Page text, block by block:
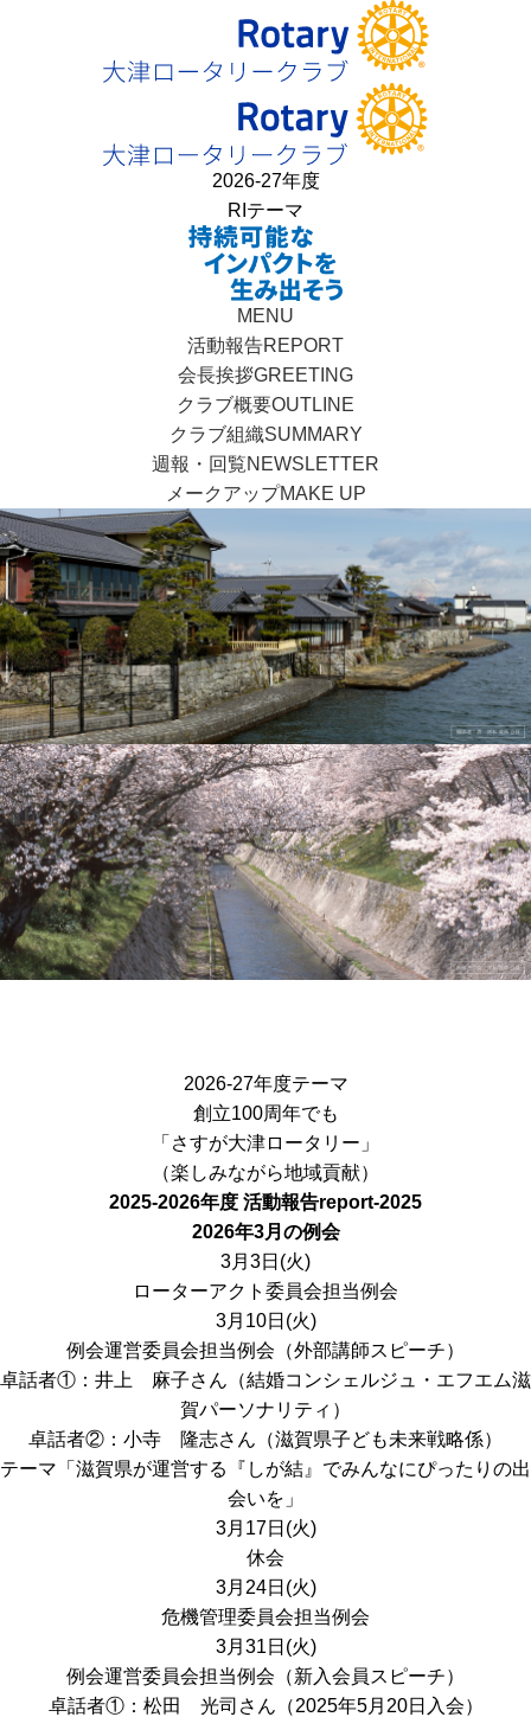
2026-27年度
RIテーマ
MENU
活動報告REPORT
会長挨拶GREETING
クラブ概要OUTLINE
クラブ組織SUMMARY
週報・回覧NEWSLETTER
メークアップMAKE UP
2026-27年度テーマ
創立100周年でも
「さすが大津ロータリー」
（楽しみながら地域貢献）
2025-2026年度 活動報告report-2025
2026年3月の例会
3月3日(火)
ローターアクト委員会担当例会
3月10日(火)
例会運営委員会担当例会（外部講師スピーチ）
卓話者①：井上 麻子さん（結婚コンシェルジュ・エフエム滋
賀パーソナリティ）
卓話者②：小寺 隆志さん（滋賀県子ども未来戦略係）
テーマ「滋賀県が運営する『しが結』でみんなにぴったりの出
会いを」
3月17日(火)
休会
3月24日(火)
危機管理委員会担当例会
3月31日(火)
例会運営委員会担当例会（新入会員スピーチ）
卓話者①：松田 光司さん（2025年5月20日入会）